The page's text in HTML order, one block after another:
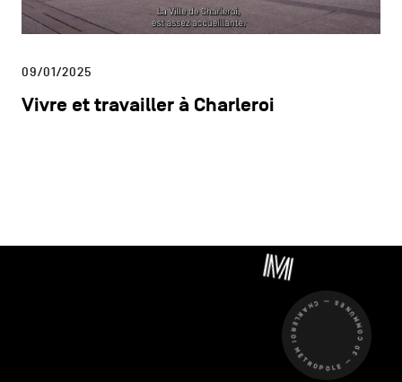
09/01/2025
Vivre et travailler à Charleroi
CHARLEROI MÉTROPOLE — 30 COMMUNES —